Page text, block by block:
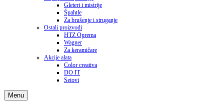
Gleteri i mistrije
Špahtle
Za brušenje i struganje
Ostali proizvodi
HTZ Oprema
Wagner
Za keramičare
Akcije alata
Color creativa
DO IT
Setovi
Menu